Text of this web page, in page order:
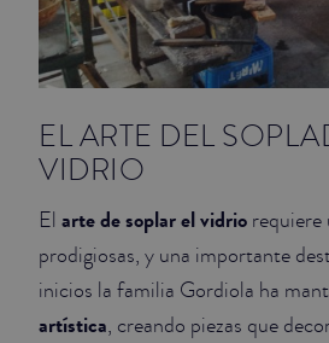
EL ARTE DEL
VIDRIO
El arte de soplar el vidrio requiere
prodigiosas, y una importante
inicios la familia Gordiola ha
artística, creando piezas que